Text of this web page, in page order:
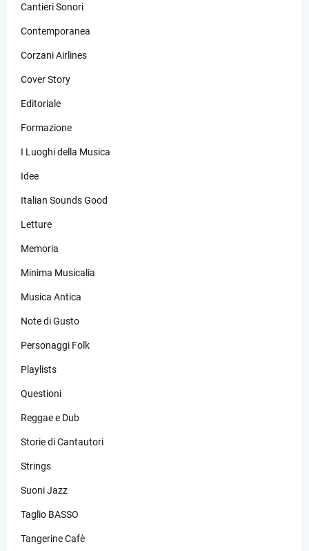
Cantieri Sonori
Contemporanea
Corzani Airlines
Cover Story
Editoriale
Formazione
I Luoghi della Musica
Idee
Italian Sounds Good
Letture
Memoria
Minima Musicalia
Musica Antica
Note di Gusto
Personaggi Folk
Playlists
Questioni
Reggae e Dub
Storie di Cantautori
Strings
Suoni Jazz
Taglio BASSO
Tangerine Cafè